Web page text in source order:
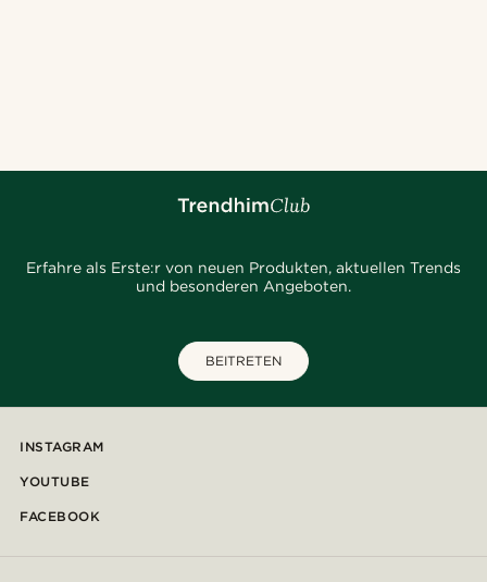
Erfahre als Erste:r von neuen Produkten, aktuellen Trends
und besonderen Angeboten.
BEITRETEN
INSTAGRAM
YOUTUBE
FACEBOOK